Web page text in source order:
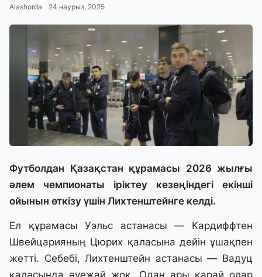
Alashorda 24 наурыз, 2025
Футболдан Қазақстан құрамасы 2026 жылғы
әлем чемпионаты іріктеу кезеңіндегі екінші
ойынын өткізу үшін Лихтенштейнге келді.
Ел құрамасы Уэльс астанасы — Кардиффтен
Швейцарияның Цюрих қаласына дейін ұшақпен
жетті. Себебі, Лихтенштейн астанасы — Вадуц